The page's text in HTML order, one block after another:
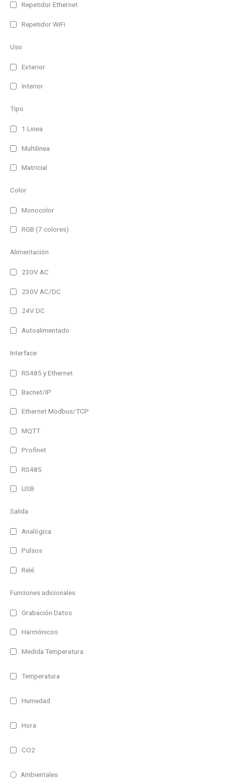
Repetidor Ethernet
Repetidor WiFi
Uso
Exterior
Interior
Tipo
1 Linea
Multilinea
Matricial
Color
Monocolor
RGB (7 colores)
Alimentación
230V AC
230V AC/DC
24V DC
Autoalimentado
Interface
RS485 y Ethernet
Bacnet/IP
Ethernet Modbus/TCP
MQTT
Profinet
RS485
USB
Salida
Analógica
Pulsos
Relé
Funciones adicionales
Grabación Datos
Harmónicos
Medida Temperatura
Temperatura
Humedad
Hora
CO2
Ambientales